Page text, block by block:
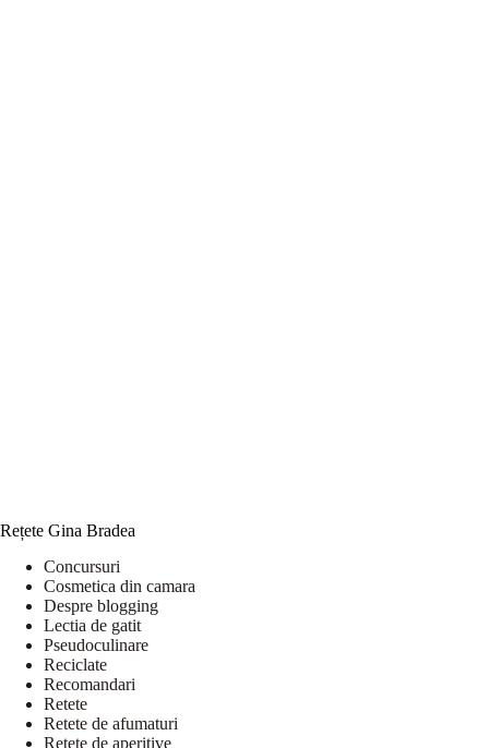
Rețete Gina Bradea
Concursuri
Cosmetica din camara
Despre blogging
Lectia de gatit
Pseudoculinare
Reciclate
Recomandari
Retete
Retete de afumaturi
Retete de aperitive